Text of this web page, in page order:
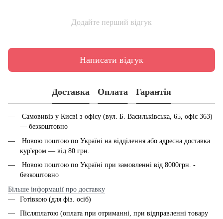
Додайте перший відгук
Написати відгук
Доставка Оплата Гарантія
Самовивіз у Києві з офісу (вул. Б. Васильківська, 65, офіс 363)
— безкоштовно
Новою поштою по Україні на відділення або адресна доставка
кур'єром — від 80 грн.
Новою поштою по Україні при замовленні від 8000грн. -
безкоштовно
Більше інформації про доставку
Готівкою (для фіз. осіб)
Післяплатою (оплата при отриманні, при відправленні товару